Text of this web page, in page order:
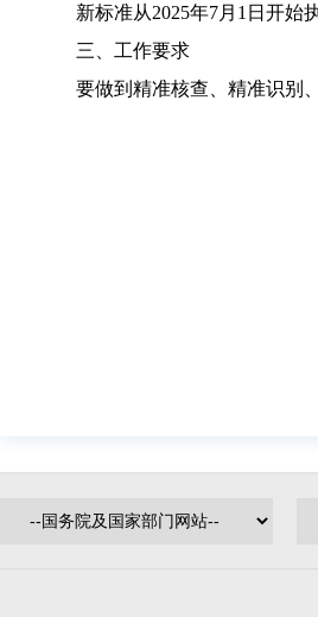
新标准从2025年7月1日开
三、工作要求
要做到精准核查、精准识别